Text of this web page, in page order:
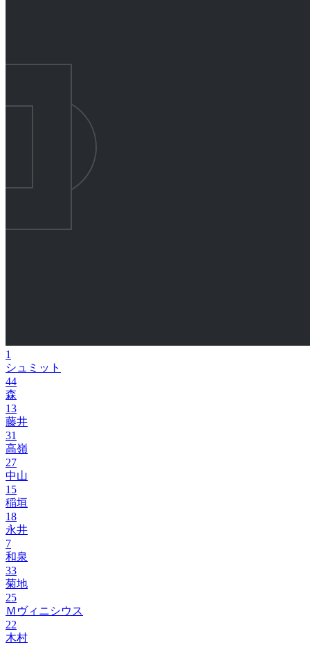
1
シュミット
44
森
13
藤井
31
高嶺
27
中山
15
稲垣
18
永井
7
和泉
33
菊地
25
Ｍヴィニシウス
22
木村